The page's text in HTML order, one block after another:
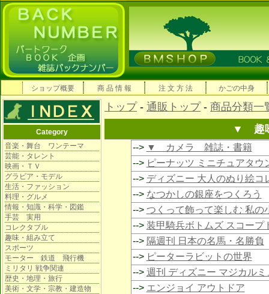
ショップ概要 商 品 情 報 注 文 方 法 かごの中身
Category
音楽・舞台 ワンテーマ
芸能・タレント
映画・ＴＶ
グラビア・モデル
生活・ファッション
料理・グルメ
情報・知識・科学・図鑑
手芸 実用
コレクタブル
趣味・組み立て
スポーツ
モーター 鉄道 飛行機
ミリタリ 戦争関連
歴史・地理・旅行
美術・文学・宗教・建造物
トップ- 通販トップ- 商品分類一
▼ 趣
--> ▼ カメラ 雑誌・書籍
--> ピーナッツ ミニチュアタウ
--> ディズニー 大人のぬり絵コ
--> なつかしの銀座をつくろう
--> つくって飾って楽しむ 私の
--> 装甲騎兵ボトムズ スコープ
--> 隔週刊 日本の名馬・名勝負
--> ピーターラビットの世界
--> 週刊 ディズニー マジカル
--> エンジョイ アウトドア